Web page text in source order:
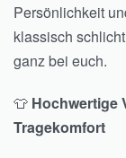
Persönlichkeit
klassisch
ganz bei euch.
👕 Hochwertige
Tragekomfort